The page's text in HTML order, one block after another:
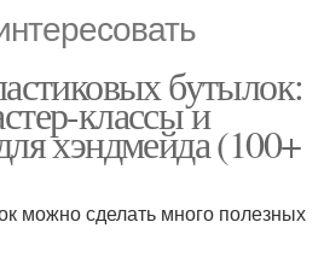
бутылок:
классы и
хэндмейда (100+
можно сделать много полезных